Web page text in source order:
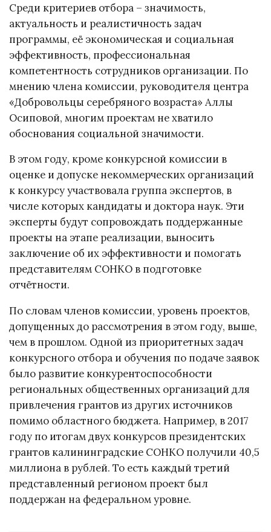
Среди критериев отбора – значимость,
актуальность и реалистичность задач
программы, её экономическая и социальная
эффективность, профессиональная
компетентность сотрудников организации. По
мнению члена комиссии, руководителя центра
«Добровольцы серебряного возраста» Аллы
Осиповой, многим проектам не хватило
обоснования социальной значимости.
В этом году, кроме конкурсной комиссии в
оценке и допуске некоммерческих организаций
к конкурсу участвовала группа экспертов, в
числе которых кандидаты и доктора наук. Эти
эксперты будут сопровождать поддержанные
проекты на этапе реализации, выносить
заключение об их эффективности и помогать
представителям СОНКО в подготовке
отчётности.
По словам членов комиссии, уровень проектов,
допущенных до рассмотрения в этом году, выше,
чем в прошлом. Одной из приоритетных задач
конкурсного отбора и обучения по подаче заявок
было развитие конкурентоспособности
региональных общественных организаций для
привлечения грантов из других источников
помимо областного бюджета. Например, в 2017
году по итогам двух конкурсов президентских
грантов калининградские СОНКО получили 40,5
миллиона в рублей. То есть каждый третий
представленный регионом проект был
поддержан на федеральном уровне.